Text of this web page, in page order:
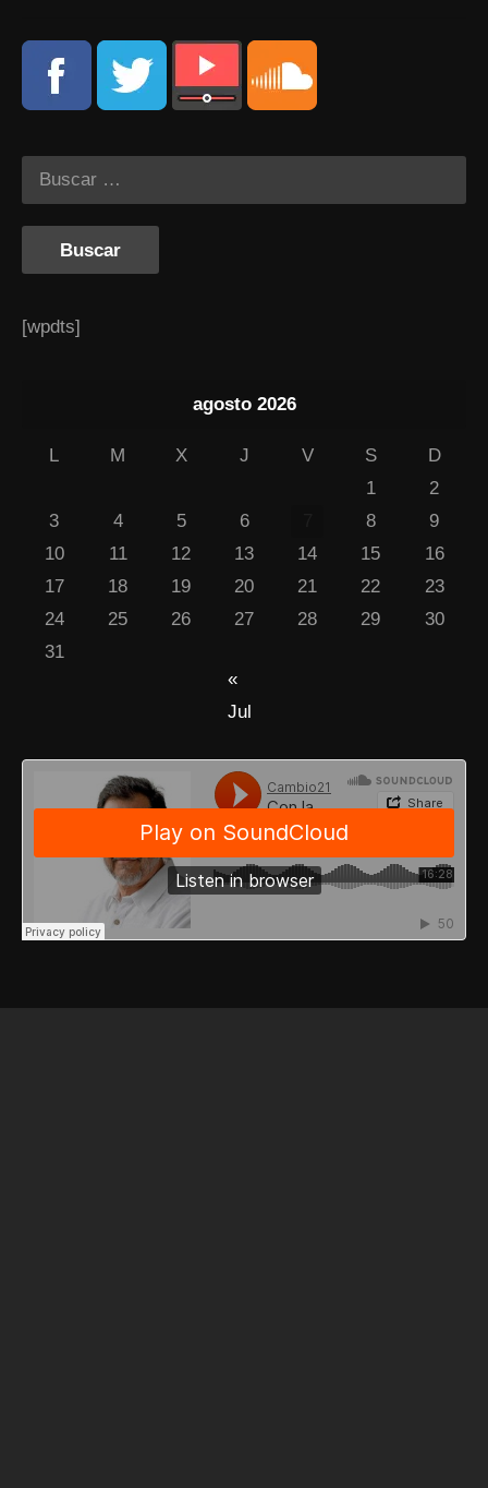
[wpdts]
agosto 2026
L M X J V S
D
1
2
3
4 5 6 8
9
10
11 12 13 14 15
16
17
18 19 20 21 22
23
24
25 26 27 28 29
30
31
«
Jul